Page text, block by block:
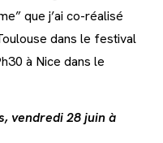
que j’ai co-réalisé
dans le festival
à Nice dans le
vendredi 28 juin à